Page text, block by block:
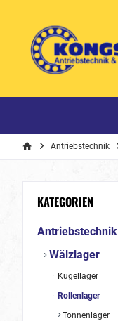
Antriebstechnik
KATEGORIEN
Antriebstechnik
Wälzlager
Kugellager
Rollenlager
Tonnenlager